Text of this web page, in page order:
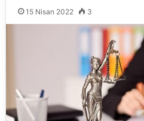
15 Nisan 2022 3